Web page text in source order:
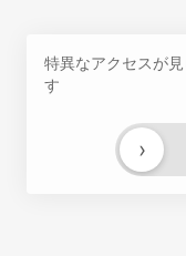
特異なアクセスが
す
›